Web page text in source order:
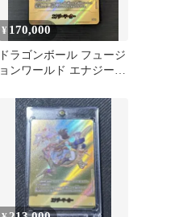
¥ 170,000
ドラゴンボール フュージ
ョンワールド エナジーマ